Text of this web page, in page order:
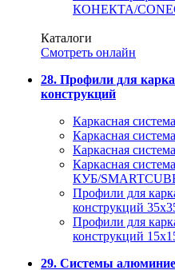
КОНЕКТА/
Каталоги
Смотреть онлайн
28. Профили для
конструкций
Каркасная
Каркасная
Каркасная
Каркасная
КУБ/
Профили для
конструкций
Профили для
конструкций
29. Системы